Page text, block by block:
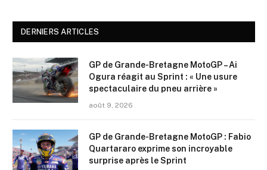
DERNIERS ARTICLES
GP de Grande-Bretagne MotoGP – Ai
Ogura réagit au Sprint : « Une usure
spectaculaire du pneu arrière »
août 9, 2026
GP de Grande-Bretagne MotoGP : Fabio
Quartararo exprime son incroyable
surprise après le Sprint